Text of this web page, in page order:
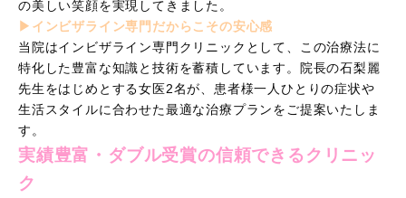
の美しい笑顔を実現してきました。
▶︎インビザライン専門だからこその安心感
当院はインビザライン専門クリニックとして、この治療法に
特化した豊富な知識と技術を蓄積しています。院長の石梨麗
先生をはじめとする女医2名が、患者様一人ひとりの症状や
生活スタイルに合わせた最適な治療プランをご提案いたしま
す。
実績豊富・ダブル受賞の信頼できるクリニッ
ク